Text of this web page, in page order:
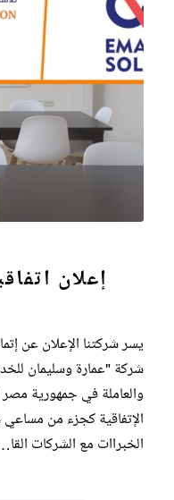
إعلان
يسر شركتنا الإعلان عن
شركة "عمارة وسليمان
والعاملة في جمهورية
الإتفاقية كجزء من مساعي
الخبراات مع الشركات